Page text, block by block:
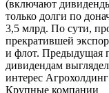
(включают
только долги по
3,5 млрд. По сути,
прекратившей
и флот. Предыдущая
дивидендам
интерес
Крупные компании